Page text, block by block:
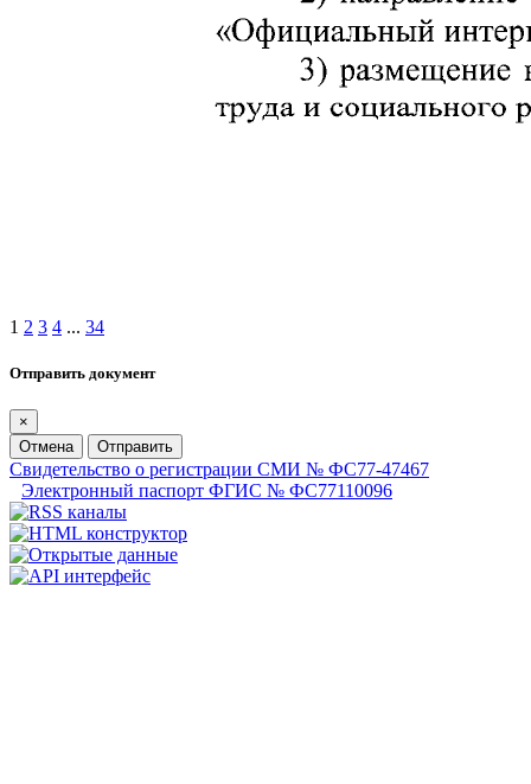
1 2 3 4 ... 34
Отправить документ
×
Отмена
Отправить
Свидетельство о регистрации СМИ № ФС77-47467
Электронный паспорт ФГИС № ФС77110096